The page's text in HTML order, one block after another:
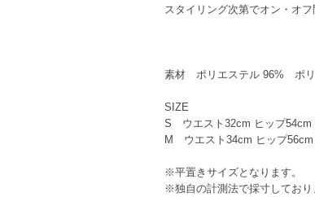
スタイリング次第でオン・オフ
素材 ポリエステル 96% ポリ
SIZE
S ウエスト32cm ヒップ54cm
M ウエスト34cm ヒップ56cm
※平置きサイズとなります。
※独自の計測法で採寸しており